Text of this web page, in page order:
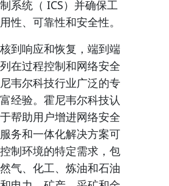
系统（ ICS）并确保工
性、可靠性和安全性。
到响应和恢复，端到端
在过程控制和网络安全
韦尔科技行业广泛的专
经验。霍尼韦尔科技认
帮助用户增进网络安全
务和一体化解决方案可
制环境的特定需求，包
气、化工、炼油和石油